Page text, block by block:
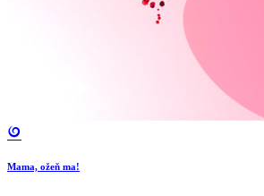
Mama, ožeň ma!